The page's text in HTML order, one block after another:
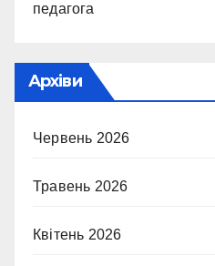
педагога
Архіви
Червень 2026
Травень 2026
Квітень 2026